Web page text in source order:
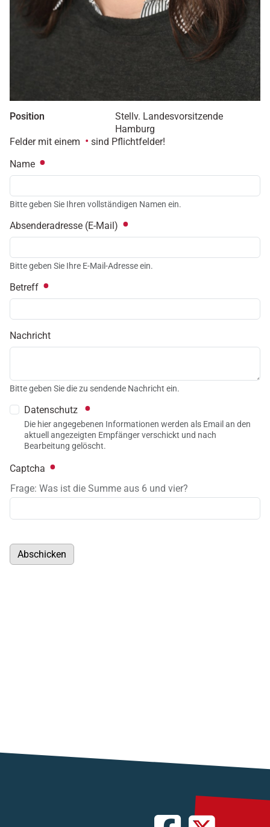
Position
Stellv. Landesvorsitzende
Hamburg
Felder mit einem
sind Pflichtfelder!
Name
Bitte geben Sie Ihren vollständigen Namen ein.
Absenderadresse (E-Mail)
Bitte geben Sie Ihre E-Mail-Adresse ein.
Betreff
Nachricht
Bitte geben Sie die zu sendende Nachricht ein.
Datenschutz
Die hier angegebenen Informationen werden als Email an den
aktuell angezeigten Empfänger verschickt und nach
Bearbeitung gelöscht.
Captcha
Frage: Was ist die Summe aus 6 und vier?
Abschicken